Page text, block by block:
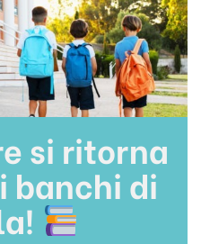
si ritorna
banchi di